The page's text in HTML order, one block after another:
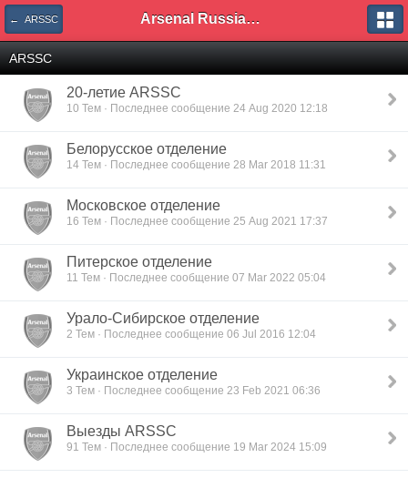
← ARSSC Arsenal Russian Speaking Supporters Club
ARSSC
20-летие ARSSC
10 Тем · Последнее сообщение 24 Aug 2020 12:18
Белорусское отделение
14 Тем · Последнее сообщение 28 Mar 2018 11:31
Московское отделение
16 Тем · Последнее сообщение 25 Aug 2021 17:37
Питерское отделение
11 Тем · Последнее сообщение 07 Mar 2022 05:04
Урало-Сибирское отделение
2 Тем · Последнее сообщение 06 Jul 2016 12:04
Украинское отделение
3 Тем · Последнее сообщение 23 Feb 2021 06:36
Выезды ARSSC
91 Тем · Последнее сообщение 19 Mar 2024 15:09